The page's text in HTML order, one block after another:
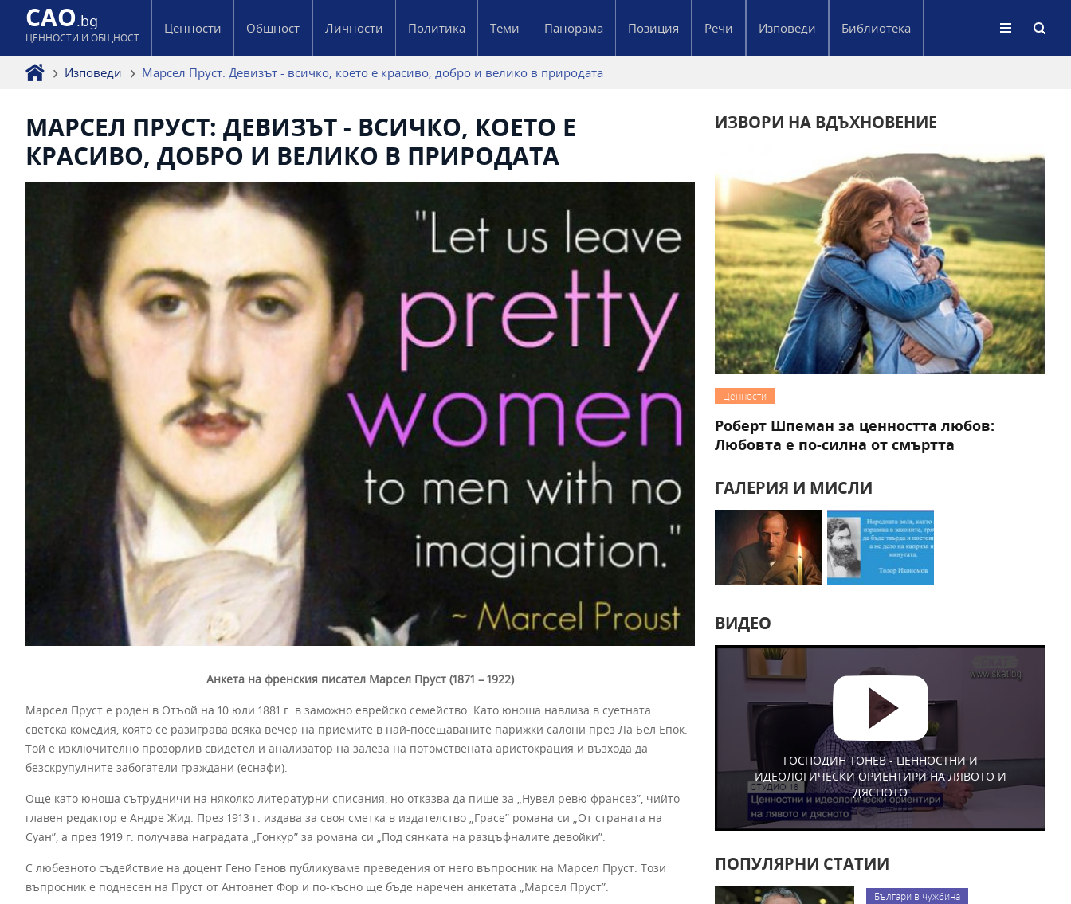
CAO.bg
ЦЕННОСТИ И ОБЩНОСТ
Ценности Общност Личности Политика Теми Панорама Позиция Речи Изповеди Библиотека
Изповеди Марсел Пруст: Девизът - всичко, което е красиво, добро и велико в природата
МАРСЕЛ ПРУСТ: ДЕВИЗЪТ - ВСИЧКО, КОЕТО Е
КРАСИВО, ДОБРО И ВЕЛИКО В ПРИРОДАТА
Анкета на френския писател Марсел Пруст (1871 – 1922)
Марсел Пруст е роден в Отъой на 10 юли 1881 г. в заможно еврейско семейство. Като юноша навлиза в суетната
светска комедия, която се разиграва всяка вечер на приемите в най-посещаваните парижки салони през Ла Бел Епок.
Той е изключително прозорлив свидетел и анализатор на залеза на потомствената аристокрация и възхода да
безскрупулните забогатели граждани (еснафи).
Още като юноша сътрудничи на няколко литературни списания, но отказва да пише за „Нувел ревю франсез”, чийто
главен редактор е Андре Жид. През 1913 г. издава за своя сметка в издателство „Грасе” романа си „От страната на
Суан”, а през 1919 г. получава наградата „Гонкур” за романа си „Под сянката на разцъфналите девойки”.
С любезното съдействие на доцент Гено Генов публикуваме преведения от него въпросник на Марсел Пруст. Този
въпросник е поднесен на Пруст от Антоанет Фор и по-късно ще бъде наречен анкетата „Марсел Пруст”:
ИЗВОРИ НА ВДЪХНОВЕНИЕ
Ценности
Роберт Шпеман за ценността любов:
Любовта е по-силна от смъртта
ГАЛЕРИЯ И МИСЛИ
ВИДЕО
ГОСПОДИН ТОНЕВ - ЦЕННОСТНИ И
ИДЕОЛОГИЧЕСКИ ОРИЕНТИРИ НА ЛЯВОТО И
ДЯСНОТО
ПОПУЛЯРНИ СТАТИИ
Българи в чужбина